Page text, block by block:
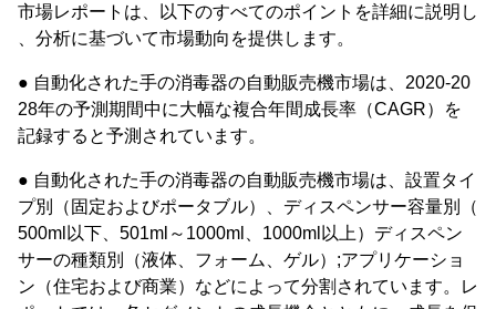
市場レポートは、以下のすべてのポイントを詳細に説明し
、分析に基づいて市場動向を提供します。
● 自動化された手の消毒器の自動販売機市場は、2020-20
28年の予測期間中に大幅な複合年間成長率（CAGR）を
記録すると予測されています。
● 自動化された手の消毒器の自動販売機市場は、設置タイ
プ別（固定およびポータブル）、ディスペンサー容量別（
500ml以下、501ml～1000ml、1000ml以上）ディスペン
サーの種類別（液体、フォーム、ゲル）;アプリケーショ
ン（住宅および商業）などによって分割されています。レ